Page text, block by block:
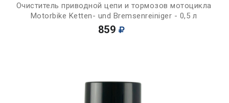
Очиститель приводной цепи и тормозов мотоцикла
Motorbike Ketten- und Bremsenreiniger - 0,5 л
859